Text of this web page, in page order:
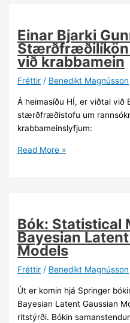
auglýsir
eftir
umsóknum
um
í
sjóðinn
Einar Bjarki
við krabbamein
Fréttir / Benedikt Magnússon
Á heimasíðu HÍ, er viðtal við
stærðfræðistofu um
krabbameinslyfjum:
Einar
baráttunni
við
krabbamein
Read More »
Bók: Statistical
Bayesian
Models
Fréttir / Benedikt Magnússon
Út er komin hjá Springer
Bayesian Latent Gaussian
ritstýrði. Bókin